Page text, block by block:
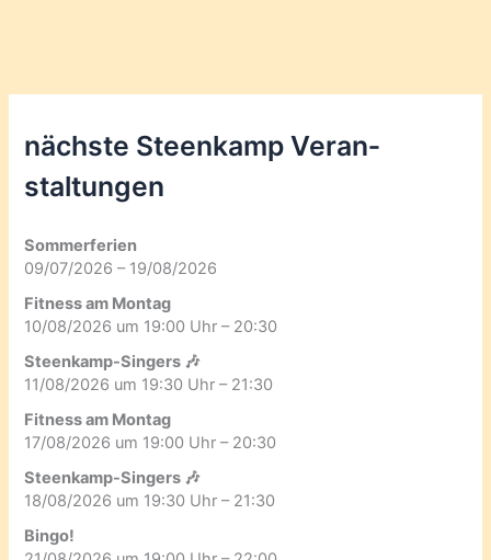
nächste Steenkamp Veran­
staltungen
Sommerferien
09/07/2026 – 19/08/2026
Fitness am Montag
10/08/2026 um 19:00 Uhr – 20:30
Steenkamp-Singers 🎶
11/08/2026 um 19:30 Uhr – 21:30
Fitness am Montag
17/08/2026 um 19:00 Uhr – 20:30
Steenkamp-Singers 🎶
18/08/2026 um 19:30 Uhr – 21:30
Bingo!